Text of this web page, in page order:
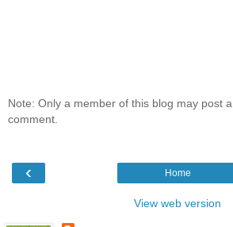
Note: Only a member of this blog may post a
comment.
‹ Home
View web version